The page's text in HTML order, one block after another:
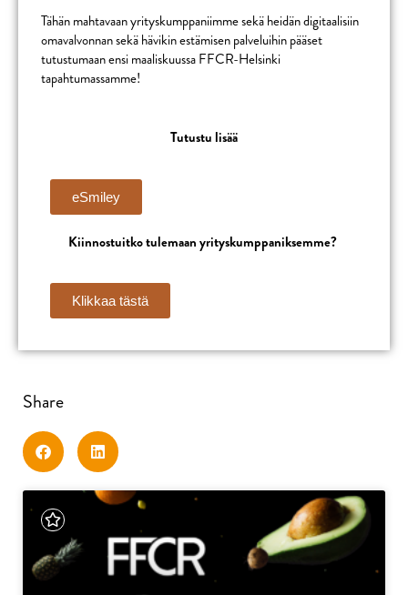
Tähän mahtavaan yrityskumppaniimme sekä heidän digitaalisiin
omavalvonnan sekä hävikin estämisen palveluihin pääset
tutustumaan ensi maaliskuussa FFCR-Helsinki
tapahtumassamme!
Tutustu lisää
eSmiley
Kiinnostuitko tulemaan yrityskumppaniksemme?
Klikkaa tästä
Share